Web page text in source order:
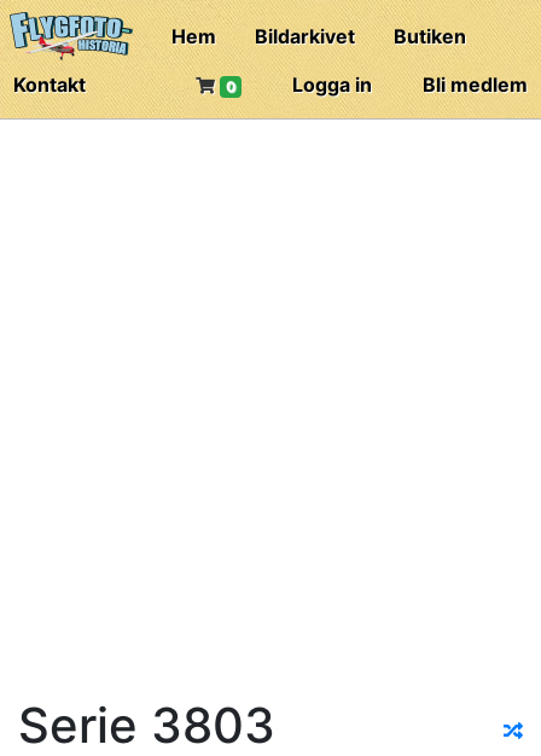
Hem Bildarkivet
Butiken
Kontakt
Bli medlem
Logga in
0
Serie 3803